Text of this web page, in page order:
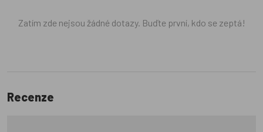
Zatím zde nejsou žádné dotazy. Buďte první, kdo se zeptá!
Recenze